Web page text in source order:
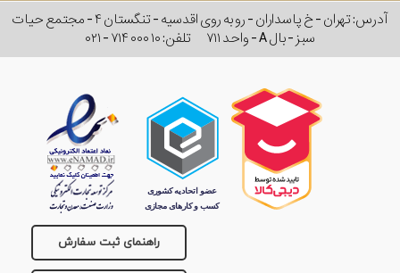
آدرس: تهران - خ پاسداران - رو به روی اقدسیه - تنگستان ۴ - مجتمع حیات
سبز - بال A - واحد ۷۱۱
تلفن:۰۲۱ - ۷۱۴ ۰۰۰ ۱۰
راهنمای ثبت سفارش